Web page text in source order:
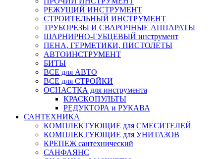
РЕЖУЩИЙ ИНСТРУМЕНТ
СТРОИТЕЛЬНЫЙ ИНСТРУМЕНТ
ТРУБОРЕЗЫ И СВАРОЧНЫЕ АППАРАТЫ
ШАРНИРНО-ГУБЦЕВЫЙ инструмент
ПЕНА, ГЕРМЕТИКИ, ПИСТОЛЕТЫ
АВТОИНСТРУМЕНТ
БИТЫ
ВСЕ для АВТО
ВСЕ для СТРОЙКИ
ОСНАСТКА для инструмента
КРАСКОПУЛЬТЫ
РЕДУКТОРА и РУКАВА
САНТЕХНИКА
КОМПЛЕКТУЮЩИЕ для СМЕСИТЕЛЕЙ
КОМПЛЕКТУЮЩИЕ для УНИТАЗОВ
КРЕПЕЖ сантехнический
САНФАЯНС